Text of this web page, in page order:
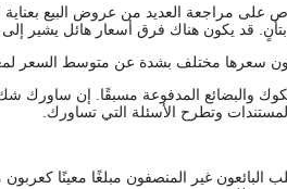
على مراجعة العديد من عروض البيع
قد يكون هناك فرق أسعار هائل يشير إلى
سعرها مختلف بشدة عن متوسط السعر
والبضائع المدفوعة مسبقًا. إن
وتطرح الأسئلة التي تساورك.
البائعون غير المنصفون مبلغًا معينًا